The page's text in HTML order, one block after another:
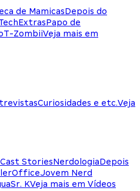
de MamicasDepois do
ExtrasPapo de
T-ZombiiVeja mais em
Curiosidades e etc.Veja
StoriesNerdologiaDepois
Jovem Nerd
Sr. KVeja mais em Vídeos